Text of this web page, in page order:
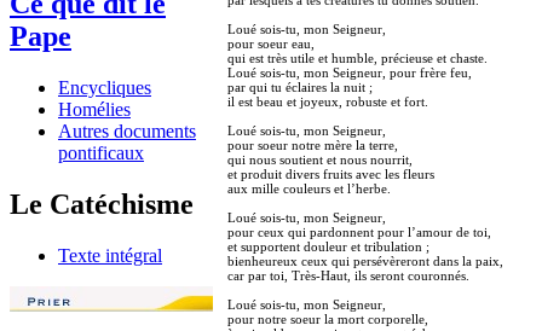
Pape
Encycliques
Homélies
Autres documents
pontificaux
Le Catéchisme
Texte intégral
Loué sois-tu, mon Seigneur,
pour soeur eau,
qui est très utile et humble, précieuse et chaste.
Loué sois-tu, mon Seigneur, pour frère feu,
par qui tu éclaires la nuit ;
il est beau et joyeux, robuste et fort.
Loué sois-tu, mon Seigneur,
pour soeur notre mère la terre,
qui nous soutient et nous nourrit,
et produit divers fruits avec les fleurs
aux mille couleurs et l’herbe.
Loué sois-tu, mon Seigneur,
pour ceux qui pardonnent pour l’amour de toi,
et supportent douleur et tribulation ;
bienheureux ceux qui persévèreront dans la paix,
car par toi, Très-Haut, ils seront couronnés.
Loué sois-tu, mon Seigneur,
pour notre soeur la mort corporelle,